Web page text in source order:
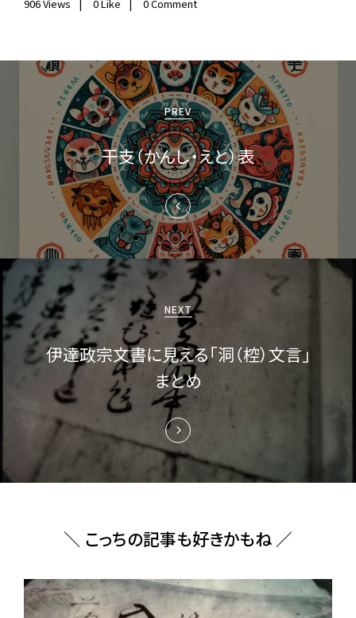
906Views 0Like 0 Comment
シ
ョ
ン
PREV
干支（かんし・えと）表
NEXT
伊達政宗文書に見える「洞（椌）文言」
まとめ
＼ こっちの記事も好きかもね ／